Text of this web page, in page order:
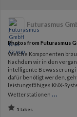
Futurasmus
Photos from Futurasmus
Welche Komponenten
Nachdem wir in den
intelligente Bewässerung
dafür benötigt werden,
leistungsfähiges KNX-
Wetterstationen ...
1 Likes